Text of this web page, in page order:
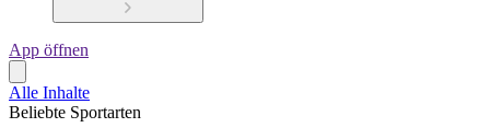
App öffnen
Alle Inhalte
Beliebte Sportarten